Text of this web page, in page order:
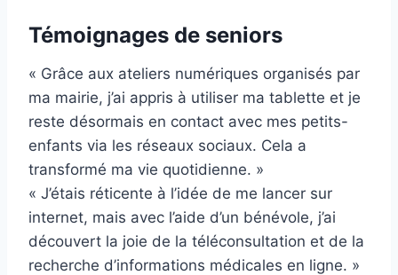
Témoignages de seniors
« Grâce aux ateliers numériques organisés par
ma mairie, j’ai appris à utiliser ma tablette et je
reste désormais en contact avec mes petits-
enfants via les réseaux sociaux. Cela a
transformé ma vie quotidienne. »
« J’étais réticente à l’idée de me lancer sur
internet, mais avec l’aide d’un bénévole, j’ai
découvert la joie de la téléconsultation et de la
recherche d’informations médicales en ligne. »